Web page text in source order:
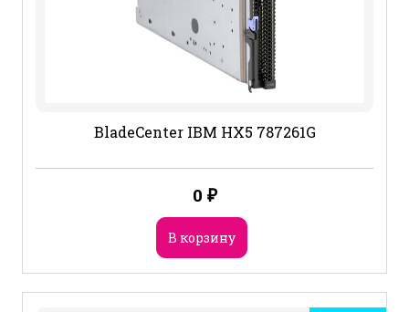
BladeCenter IBM HX5 787261G
0 ₽
В корзину